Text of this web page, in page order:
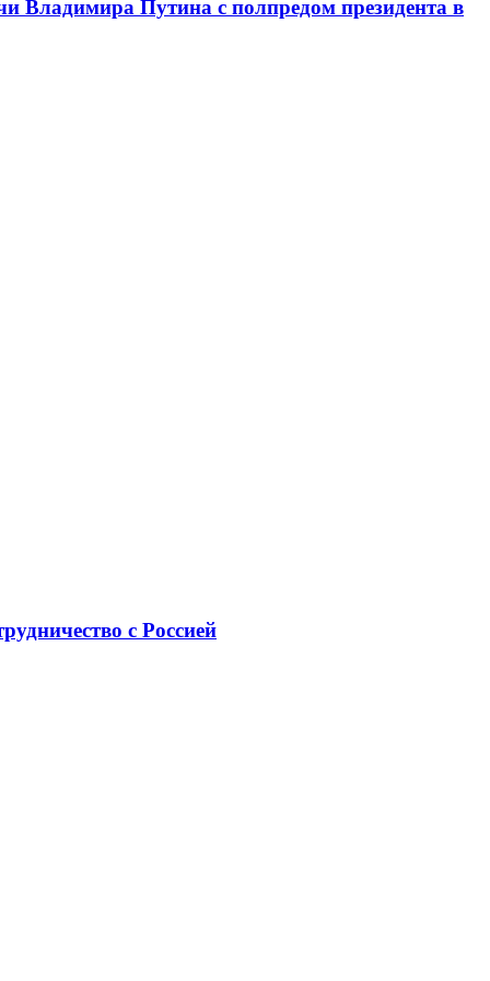
Владимира Путина с полпредом президента в
с Россией